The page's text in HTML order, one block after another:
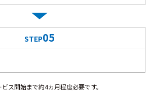
STEP05
ス開始まで約4カ月程度必要です。